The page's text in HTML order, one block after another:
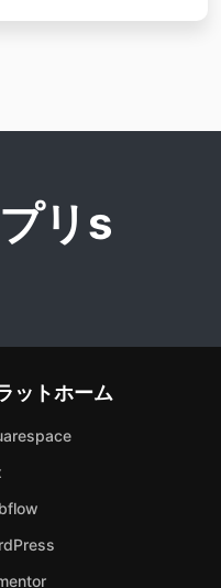
リs
ットホーム